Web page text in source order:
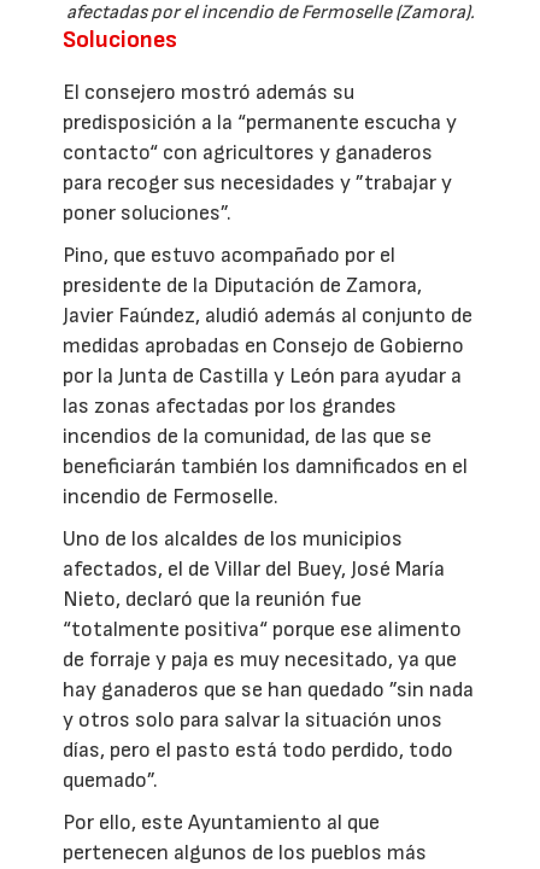
afectadas por el incendio de Fermoselle (Zamora).
Soluciones
El consejero mostró además su
predisposición a la “permanente escucha y
contacto“ con agricultores y ganaderos
para recoger sus necesidades y ”trabajar y
poner soluciones”.
Pino, que estuvo acompañado por el
presidente de la Diputación de Zamora,
Javier Faúndez, aludió además al conjunto de
medidas aprobadas en Consejo de Gobierno
por la Junta de Castilla y León para ayudar a
las zonas afectadas por los grandes
incendios de la comunidad, de las que se
beneficiarán también los damnificados en el
incendio de Fermoselle.
Uno de los alcaldes de los municipios
afectados, el de Villar del Buey, José María
Nieto, declaró que la reunión fue
“totalmente positiva“ porque ese alimento
de forraje y paja es muy necesitado, ya que
hay ganaderos que se han quedado ”sin nada
y otros solo para salvar la situación unos
días, pero el pasto está todo perdido, todo
quemado”.
Por ello, este Ayuntamiento al que
pertenecen algunos de los pueblos más